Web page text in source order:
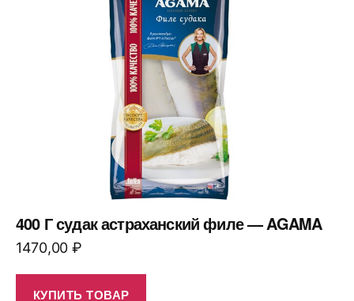
400 Г судак астраханский филе — AGAMA
1470,00 ₽
КУПИТЬ ТОВАР